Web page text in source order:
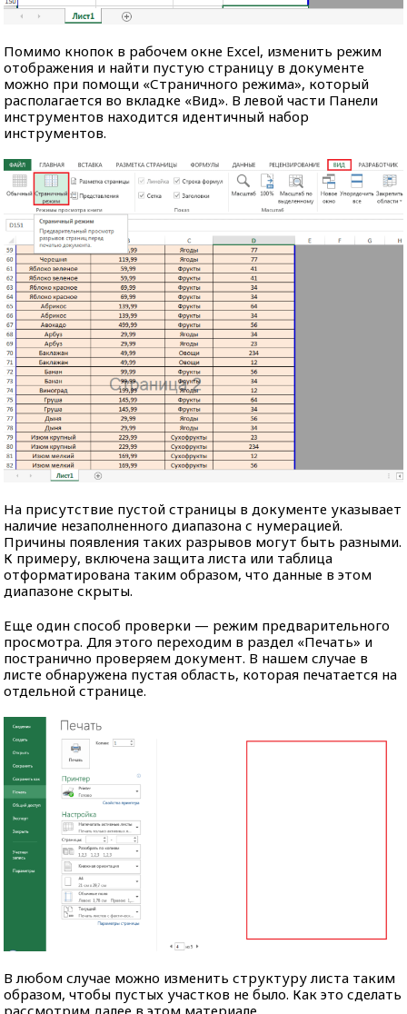
Помимо кнопок в рабочем окне Excel, изменить режим
отображения и найти пустую страницу в документе
можно при помощи «Страничного режима», который
располагается во вкладке «Вид». В левой части Панели
инструментов находится идентичный набор
инструментов.
На присутствие пустой страницы в документе указывает
наличие незаполненного диапазона с нумерацией.
Причины появления таких разрывов могут быть разными.
К примеру, включена защита листа или таблица
отформатирована таким образом, что данные в этом
диапазоне скрыты.
Еще один способ проверки — режим предварительного
просмотра. Для этого переходим в раздел «Печать» и
постранично проверяем документ. В нашем случае в
листе обнаружена пустая область, которая печатается на
отдельной странице.
В любом случае можно изменить структуру листа таким
образом, чтобы пустых участков не было. Как это сделать
рассмотрим далее в этом материале.